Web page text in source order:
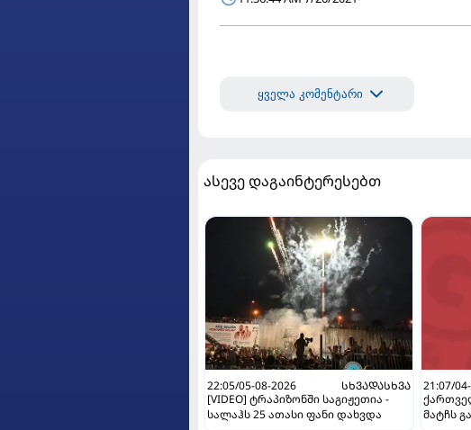
ყველა კომენტარი
ასევე დაგაინტერესებთ
22:05/05-08-2026
ᲡᲮᲕᲐᲓᲐᲡᲮᲕᲐ
[VIDEO] ტრაპიზონში საგიჟეთია -
სალაჰს 25 ათასი ფანი დახვდა
21:07/
მატჩს